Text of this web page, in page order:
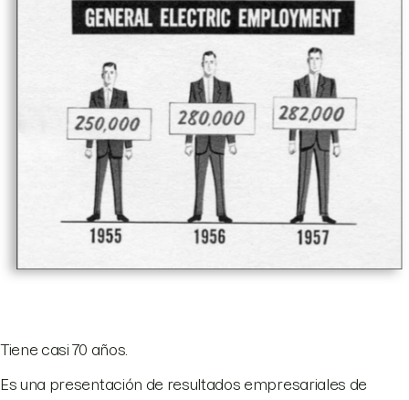
Tiene casi 70 años.
Es una presentación de resultados empresariales de